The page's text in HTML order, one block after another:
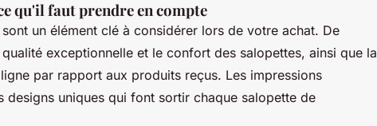
qu'il faut prendre en compte
sont un élément clé à considérer lors de votre achat. De
exceptionnelle et le confort des salopettes, ainsi que la
par rapport aux produits reçus. Les impressions
designs uniques qui font sortir chaque salopette de